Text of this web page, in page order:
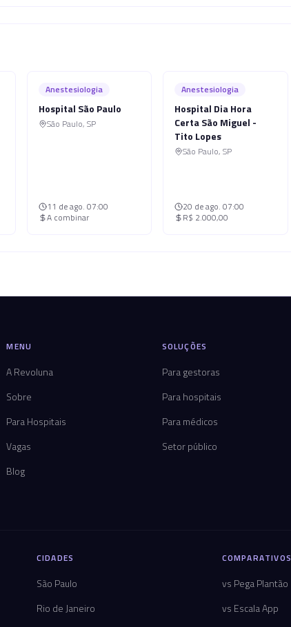
Anestesiologia
Hospital São Paulo
São Paulo, SP
11 de ago. 07:00
A combinar
Anestesiologia
Hospital Dia Hora
Certa São Miguel -
Tito Lopes
São Paulo, SP
20 de ago. 07:00
R$ 2.000,00
MENU
A Revoluna
Sobre
Para Hospitais
Vagas
Blog
SOLUÇÕES
Para gestoras
Para hospitais
Para médicos
Setor público
CIDADES
São Paulo
Rio de Janeiro
COMPARATIVOS
vs Pega Plantão
vs Escala App